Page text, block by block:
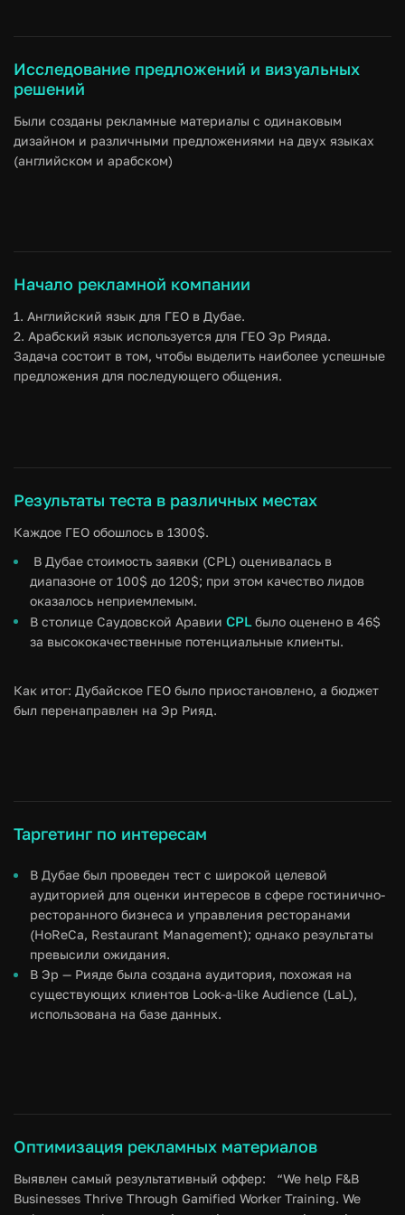
Исследование предложений и визуальных
решений
Были созданы рекламные материалы с одинаковым
дизайном и различными предложениями на двух языках
(английском и арабском)
Начало рекламной компании
1. Английский язык для ГЕО в Дубае.
2. Арабский язык используется для ГЕО Эр Рияда.
Задача состоит в том, чтобы выделить наиболее успешные
предложения для последующего общения.
Результаты теста в различных местах
Каждое ГЕО обошлось в 1300$.
В Дубае стоимость заявки (СPL) оценивалась в
диапазоне от 100$ до 120$; при этом качество лидов
оказалось неприемлемым.
В столице Саудовской Аравии CPLбыло оценено в 46$
за высококачественные потенциальные клиенты.
Как итог: Дубайское ГЕО было приостановлено, а бюджет
был перенаправлен на Эр Рияд.
Таргетинг по интересам
В Дубае был проведен тест с широкой целевой
аудиторией для оценки интересов в сфере гостинично-
ресторанного бизнеса и управления ресторанами
(HoReCa, Restaurant Management); однако результаты
превысили ожидания.
В Эр — Рияде была создана аудитория, похожая на
существующих клиентов Look-a-like Audience (LaL),
использована на базе данных.
Оптимизация рекламных материалов
Выявлен самый результативный оффер: “We help F&B
Businesses Thrive Through Gamified Worker Training. We